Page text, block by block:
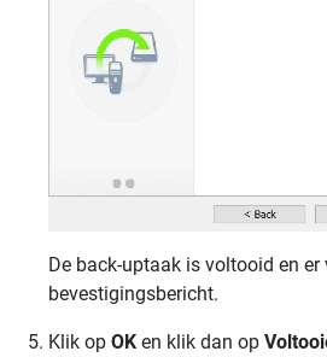
De back-uptaak is voltooid en er
bevestigingsbericht.
Klik op OK en klik dan op